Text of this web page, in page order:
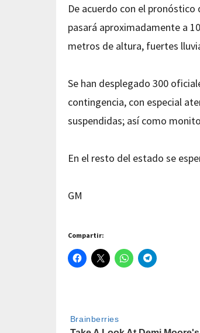
De acuerdo con el
pasará aproximadamente a
metros de altura, fuertes
Se han desplegado 300
contingencia, con especial
suspendidas; así como
En el resto del estado se
GM
Compartir: